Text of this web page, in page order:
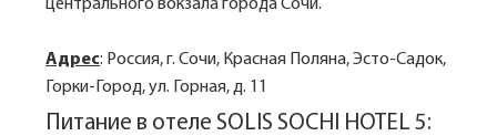
центрального вокзала города Сочи.
Адрес: Россия, г. Сочи, Красная Поляна, Эсто-Садок,
Горки-Город, ул. Горная, д. 11
Питание в отеле SOLIS SOCHI HOTEL 5: